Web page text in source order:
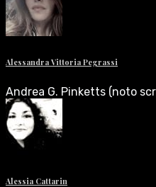
Alessandra Vittoria Pegrassi
Andrea G. Pinketts (noto
Alessia Cattarin